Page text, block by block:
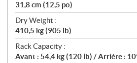
31,8 cm (12,5 po)
Dry Weight :
410,5 kg (905 lb)
Rack Capacity :
Avant : 54,4 kg (120 lb) / Arrière :